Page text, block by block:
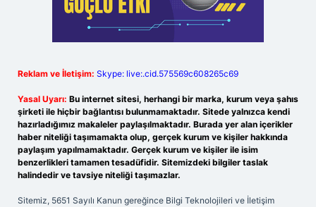
Reklam ve İletişim: Skype: live:.cid.575569c608265c69
Yasal Uyarı: Bu internet sitesi, herhangi bir marka, kurum veya şahıs
şirketi ile hiçbir bağlantısı bulunmamaktadır. Sitede yalnızca kendi
hazırladığımız makaleler paylaşılmaktadır. Burada yer alan içerikler
haber niteliği taşımamakta olup, gerçek kurum ve kişiler hakkında
paylaşım yapılmamaktadır. Gerçek kurum ve kişiler ile isim
benzerlikleri tamamen tesadüfidir. Sitemizdeki bilgiler taslak
halindedir ve tavsiye niteliği taşımazlar.
Sitemiz, 5651 Sayılı Kanun gereğince Bilgi Teknolojileri ve İletişim